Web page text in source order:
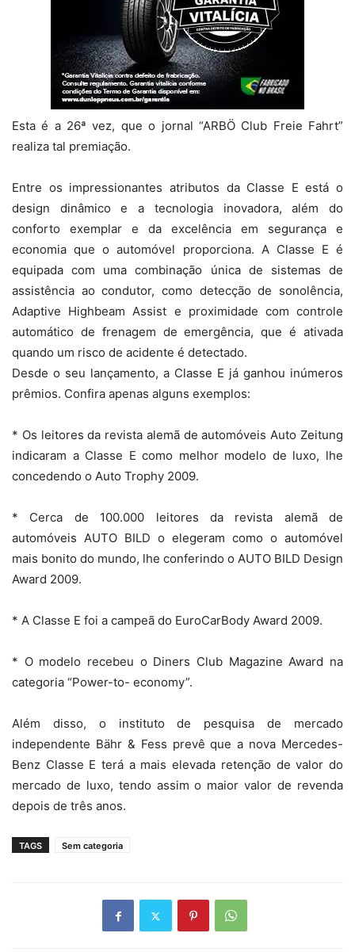
Esta é a 26ª vez, que o jornal “ARBÖ Club Freie Fahrt”
realiza tal premiação.
Entre os impressionantes atributos da Classe E está o
design dinâmico e a tecnologia inovadora, além do
conforto exemplar e da excelência em segurança e
economia que o automóvel proporciona. A Classe E é
equipada com uma combinação única de sistemas de
assistência ao condutor, como detecção de sonolência,
Adaptive Highbeam Assist e proximidade com controle
automático de frenagem de emergência, que é ativada
quando um risco de acidente é detectado.
Desde o seu lançamento, a Classe E já ganhou inúmeros
prêmios. Confira apenas alguns exemplos:
* Os leitores da revista alemã de automóveis Auto Zeitung
indicaram a Classe E como melhor modelo de luxo, lhe
concedendo o Auto Trophy 2009.
* Cerca de 100.000 leitores da revista alemã de
automóveis AUTO BILD o elegeram como o automóvel
mais bonito do mundo, lhe conferindo o AUTO BILD Design
Award 2009.
* A Classe E foi a campeã do EuroCarBody Award 2009.
* O modelo recebeu o Diners Club Magazine Award na
categoria “Power-to- economy”.
Além disso, o instituto de pesquisa de mercado
independente Bähr & Fess prevê que a nova Mercedes-
Benz Classe E terá a mais elevada retenção de valor do
mercado de luxo, tendo assim o maior valor de revenda
depois de três anos.
TAGS Sem categoria